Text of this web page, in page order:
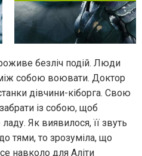
безліч подій. Люди
між собою воювати. Доктор
дівчини-кіборга. Свою
із собою, щоб
Як виявилося, її звуть
тями, то зрозуміла, що
навколо для Аліти